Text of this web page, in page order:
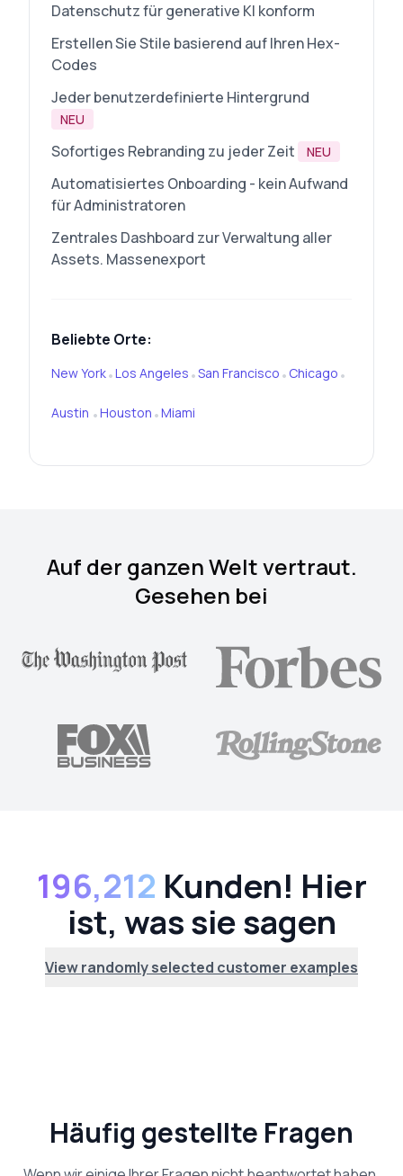
Datenschutz für generative KI konform
Erstellen Sie Stile basierend auf Ihren Hex-
Codes
Jeder benutzerdefinierte Hintergrund
NEU
Sofortiges Rebranding zu jeder Zeit NEU
Automatisiertes Onboarding - kein Aufwand
für Administratoren
Zentrales Dashboard zur Verwaltung aller
Assets. Massenexport
Beliebte Orte:
New York•Los Angeles •San Francisco • Chicago •
Austin •Houston •Miami
Auf der ganzen Welt vertraut.
Gesehen bei
196,212 Kunden! Hier
ist, was sie sagen
View randomly selected customer examples
Häufig gestellte Fragen